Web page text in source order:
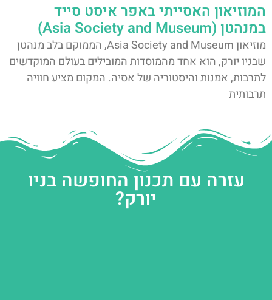
המוזיאון האסייתי באפר איסט סייד
במנהטן (Asia Society and Museum)
מוזיאון Asia Society and Museum, הממוקם בלב מנהטן
שבניו יורק, הוא אחד מהמוסדות המובילים בעולם המוקדשים
לתרבות, אמנות והיסטוריה של אסיה. המקום מציע חוויה
תרבותית
עזרה עם תכנון החופשה בניו
יורק?